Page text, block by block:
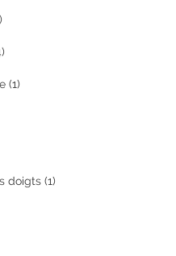
(1)
doigts (1)